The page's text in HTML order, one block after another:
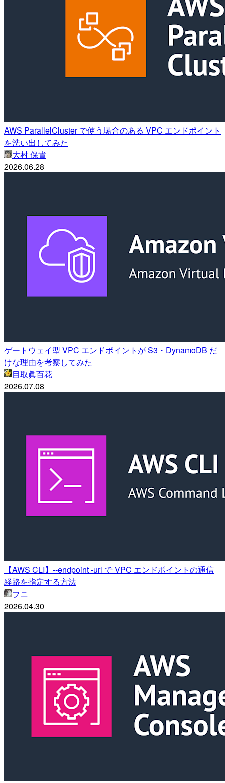
AWS ParallelCluster で使う場合のある VPC エンドポイント
を洗い出してみた
大村 保貴
2026.06.28
ゲートウェイ型 VPC エンドポイントが S3・DynamoDB だ
けな理由を考察してみた
目取眞百花
2026.07.08
【AWS CLI】--endpoint -url で VPC エンドポイントの通信
経路を指定する方法
フニ
2026.04.30